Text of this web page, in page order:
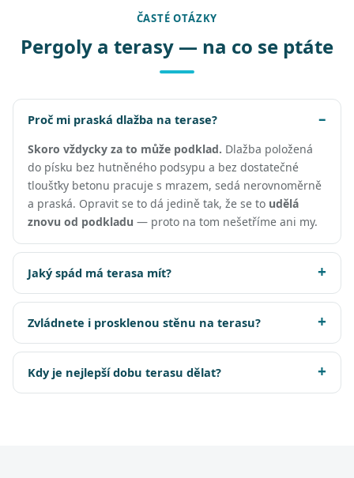
ČASTÉ OTÁZKY
Pergoly a terasy — na co se ptáte
Proč mi praská dlažba na terase?
Skoro vždycky za to může podklad. Dlažba položená
do písku bez hutněného podsypu a bez dostatečné
tloušťky betonu pracuje s mrazem, sedá nerovnoměrně
a praská. Opravit se to dá jedině tak, že se to udělá
znovu od podkladu — proto na tom nešetříme ani my.
Jaký spád má terasa mít?
Zvládnete i prosklenou stěnu na terasu?
Kdy je nejlepší dobu terasu dělat?